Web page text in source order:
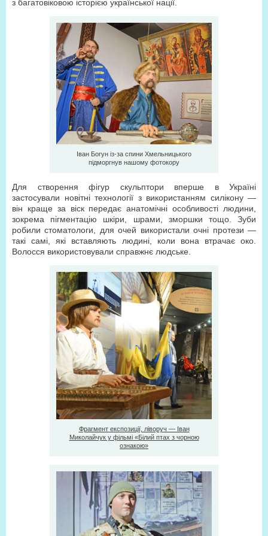
з багатовіковою історією української нації.
Іван Богун із-за спини Хмельницького
підморгнув нашому фотокору
Для створення фігур скульптори вперше в Україні
застосували новітні технології з використанням силікону —
він краще за віск передає анатомічні особливості людини,
зокрема пігментацію шкіри, шрами, зморшки тощо. Зуби
робили стоматологи, для очей використали очні протези —
такі самі, які вставляють людині, коли вона втрачає око.
Волосся використовували справжнє людське.
Фрагмент експозиції, ліворуч — Іван
Миколайчук у фільмі «Білий птах з чорною
ознакою»